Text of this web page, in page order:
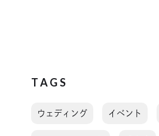
TAGS
ウェディング イベント